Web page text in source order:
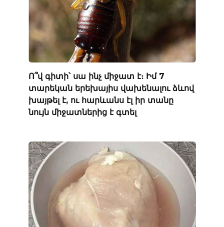
Ո՞վ գիտի՝ սա ինչ միջատ է։ Իմ 7
տարեկան երեխայիս վախենալու ձևով
խայթել է, ու հարևանս էլ իր տանը
նույն միջատներից է գտել